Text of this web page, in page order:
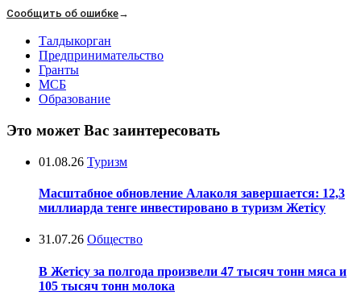
Сообщить об ошибке→
Талдыкорган
Предпринимательство
Гранты
МСБ
Образование
Это может Вас заинтересовать
01.08.26 Туризм
Масштабное обновление Алаколя завершается: 12,3
миллиарда тенге инвестировано в туризм Жетісу
31.07.26 Общество
В Жетісу за полгода произвели 47 тысяч тонн мяса и
105 тысяч тонн молока